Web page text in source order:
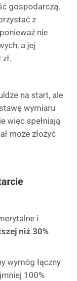
gospodarczą.
z
nie
a jej
na start, ale
wymiaru
więc spełniają
może złożyć
i
niż 30%
wymóg łączny
100%